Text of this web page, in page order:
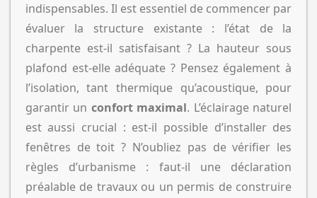
indispensables. Il est essentiel de commencer par
évaluer la structure existante : l’état de la
charpente est-il satisfaisant ? La hauteur sous
plafond est-elle adéquate ? Pensez également à
l’isolation, tant thermique qu’acoustique, pour
garantir un confort maximal. L’éclairage naturel
est aussi crucial : est-il possible d’installer des
fenêtres de toit ? N’oubliez pas de vérifier les
règles d’urbanisme : faut-il une déclaration
préalable de travaux ou un permis de construire